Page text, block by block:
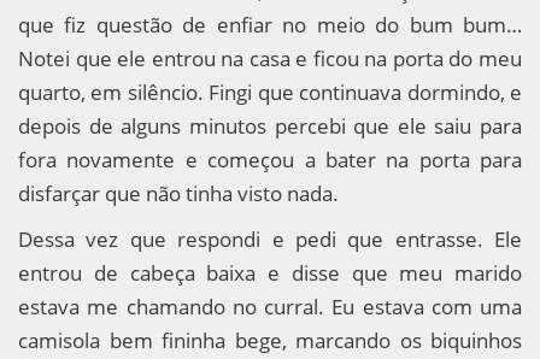
que fiz questão de enfiar no meio do bum bum…
Notei que ele entrou na casa e ficou na porta do meu
quarto, em silêncio. Fingi que continuava dormindo, e
depois de alguns minutos percebi que ele saiu para
fora novamente e começou a bater na porta para
disfarçar que não tinha visto nada.
Dessa vez que respondi e pedi que entrasse. Ele
entrou de cabeça baixa e disse que meu marido
estava me chamando no curral. Eu estava com uma
camisola bem fininha bege, marcando os biquinhos